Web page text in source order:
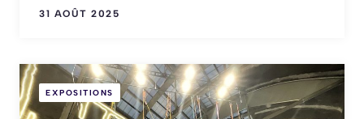
31 AOÛT 2025
EXPOSITIONS